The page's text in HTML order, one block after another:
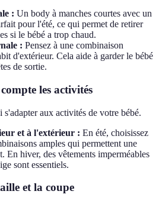
: Un body à manches courtes avec un
pour l'été, ce qui permet de retirer
si le bébé a trop chaud.
: Pensez à une combinaison
d'extérieur. Cela aide à garder le bébé
de sortie.
les activités
s'adapter aux activités de votre bébé.
et à l'extérieur : En été, choisissez
amples qui permettent une
En hiver, des vêtements imperméables
sont essentiels.
et la coupe